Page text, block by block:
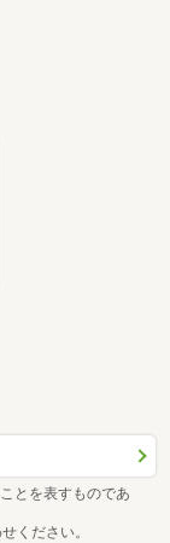
とを表すものであ
ください。